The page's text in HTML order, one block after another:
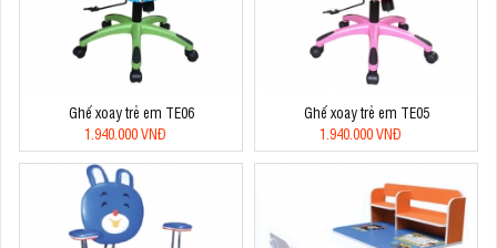
Ghế xoay trẻ em TE06
1.940.000 VNĐ
Ghế xoay trẻ em TE05
1.940.000 VNĐ